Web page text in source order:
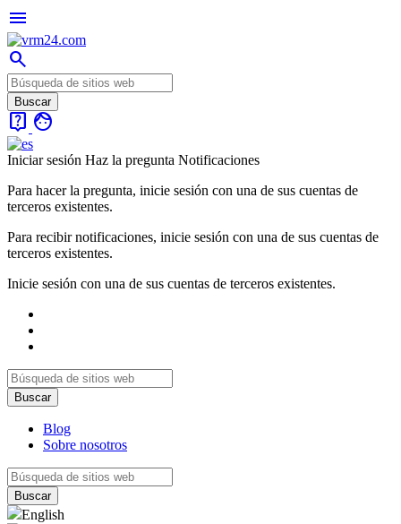
menu
search
live_help face
Iniciar sesión Haz la pregunta Notificaciones
Para hacer la pregunta, inicie sesión con una de sus cuentas de
terceros existentes.
Para recibir notificaciones, inicie sesión con una de sus cuentas de
terceros existentes.
Inicie sesión con una de sus cuentas de terceros existentes.
Blog
Sobre nosotros
English